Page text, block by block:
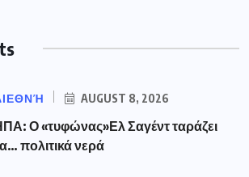
AUGUST 8, 2026
Ο «τυφώνας»Ελ Σαγέντ ταράζει
πολιτικά νερά